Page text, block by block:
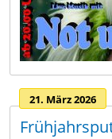
21. März 2026